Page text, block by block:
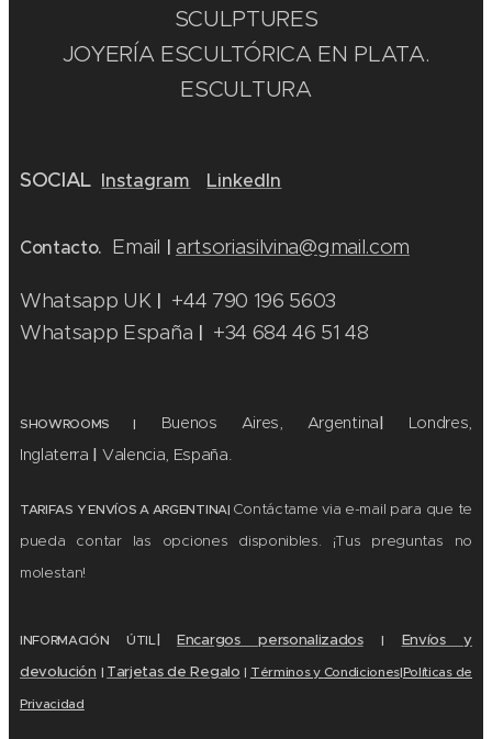
SCULPTURES
JOYERÍA ESCULTÓRICA EN PLATA.
ESCULTURA
SOCIAL Instagram LinkedIn
Contacto. Email artsoriasilvina@gmail.com
Whatsapp UK
+44 790 196 5603
Whatsapp España
+34 684 46 51 48
SHOWROOMS| Buenos Aires, Argentina| Londres,
Inglaterra | Valencia, España.
TARIFAS Y ENVÍOS A ARGENTINA| Contáctame via e-mail para que te
pueda contar las opciones disponibles. ¡Tus preguntas no
molestan!
INFORMACIÓN ÚTIL| Encargos personalizados | Envíos y
devolución | Tarjetas de Regalo Términos y Condiciones|Políticas de
Privacidad